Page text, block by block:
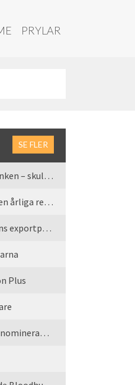
PRYLAR
SE FLER
Fares skrattar hela vägen till banken – skulle vi tro
Games Made in Sweden 2026 – Den årliga rean är tillbaka
Hazelight Studios får regeringens exportpris 2025
Plus
Nordic Game Awards 2026 – Alla nominerade spel